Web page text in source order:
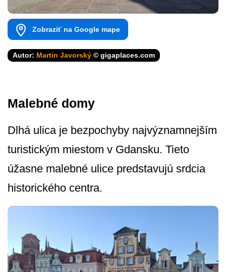
Zobraziť na Google mape
Autor: Martin Javorský © gigaplaces.com
Malebné domy
Dlhá ulica je bezpochyby najvýznamnejším
turistickým miestom v Gdansku. Tieto
úžasne malebné ulice predstavujú srdcia
historického centra.